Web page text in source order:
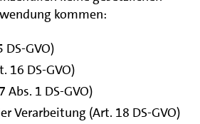
kommen:
GVO)
16 DS-GVO)
Abs. 1 DS-GVO)
Verarbeitung (Art. 18 DS-GVO)